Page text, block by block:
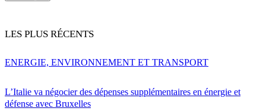
LES PLUS RÉCENTS
L’Italie va négocier des dépenses supplémentaires en énergie et
défense avec Bruxelles
ENERGIE, ENVIRONNEMENT ET TRANSPORT